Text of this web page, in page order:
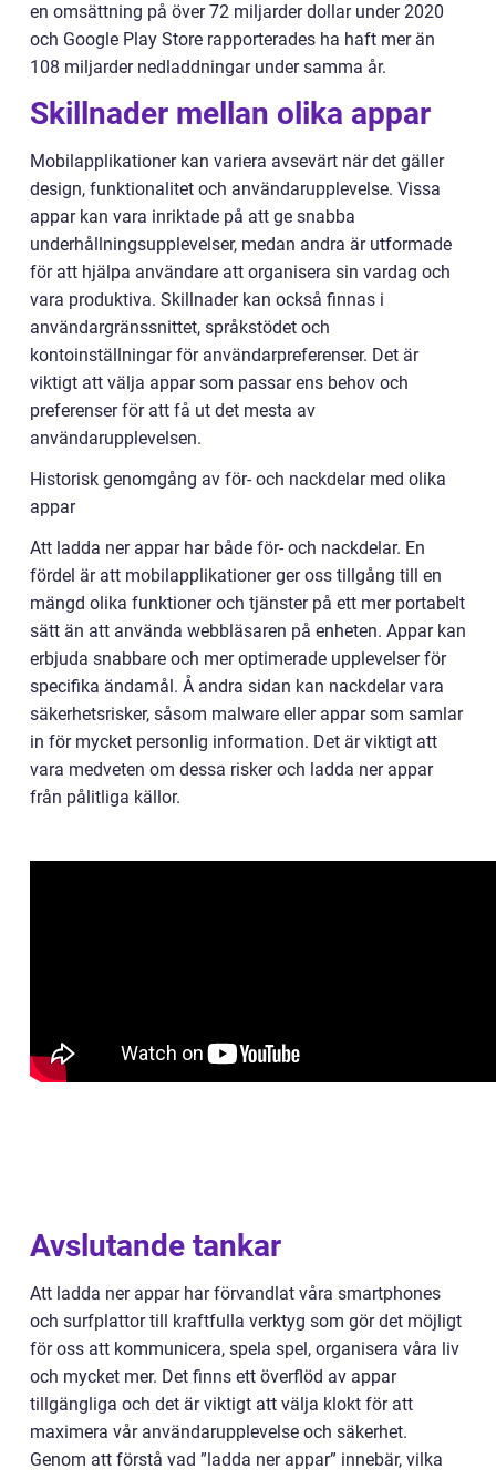
en omsättning på över 72 miljarder dollar under 2020
och Google Play Store rapporterades ha haft mer än
108 miljarder nedladdningar under samma år.
Skillnader mellan olika appar
Mobilapplikationer kan variera avsevärt när det gäller
design, funktionalitet och användarupplevelse. Vissa
appar kan vara inriktade på att ge snabba
underhållningsupplevelser, medan andra är utformade
för att hjälpa användare att organisera sin vardag och
vara produktiva. Skillnader kan också finnas i
användargränssnittet, språkstödet och
kontoinställningar för användarpreferenser. Det är
viktigt att välja appar som passar ens behov och
preferenser för att få ut det mesta av
användarupplevelsen.
Historisk genomgång av för- och nackdelar med olika
appar
Att ladda ner appar har både för- och nackdelar. En
fördel är att mobilapplikationer ger oss tillgång till en
mängd olika funktioner och tjänster på ett mer portabelt
sätt än att använda webbläsaren på enheten. Appar kan
erbjuda snabbare och mer optimerade upplevelser för
specifika ändamål. Å andra sidan kan nackdelar vara
säkerhetsrisker, såsom malware eller appar som samlar
in för mycket personlig information. Det är viktigt att
vara medveten om dessa risker och ladda ner appar
från pålitliga källor.
Avslutande tankar
Att ladda ner appar har förvandlat våra smartphones
och surfplattor till kraftfulla verktyg som gör det möjligt
för oss att kommunicera, spela spel, organisera våra liv
och mycket mer. Det finns ett överflöd av appar
tillgängliga och det är viktigt att välja klokt för att
maximera vår användarupplevelse och säkerhet.
Genom att förstå vad ”ladda ner appar” innebär, vilka